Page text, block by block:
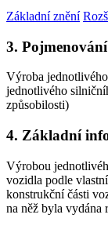
Základní znění
3.
Výroba
jednotlivého
způsobilosti)
4. Základní
Výrobou
vozidla podle
konstrukční části
na něž byla vydána